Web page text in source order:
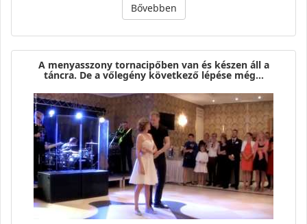
Bővebben
A menyasszony tornacipőben van és készen áll a
táncra. De a vőlegény következő lépése még…